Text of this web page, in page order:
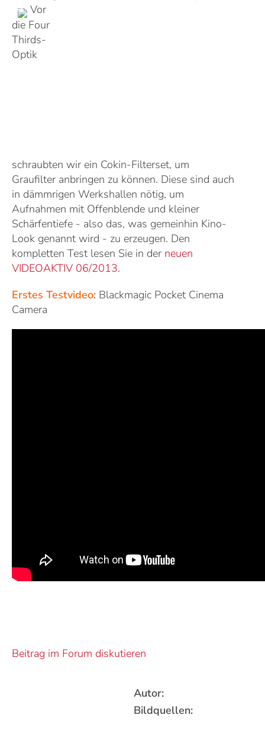
Vor
die Four
Thirds-
Optik
schraubten wir ein Cokin-Filterset, um
Graufilter anbringen zu können. Diese sind auch
in dämmrigen Werkshallen nötig, um
Aufnahmen mit Offenblende und kleiner
Schärfentiefe - also das, was gemeinhin Kino-
Look genannt wird - zu erzeugen. Den
kompletten Test lesen Sie in der neuen
VIDEOAKTIV 06/2013.
Erstes Testvideo: Blackmagic Pocket Cinema
Camera
Beitrag im Forum diskutieren
Autor:
Bildquellen: